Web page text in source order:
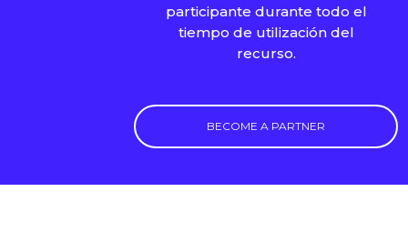
participante durante todo el
tiempo de utilización del
recurso.
BECOME A PARTNER